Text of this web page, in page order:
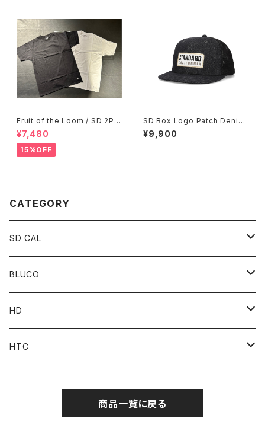
Fruit of the Loom / SD 2Pa
ck T/Awesome ２カラーオリ
ジナルパック
¥7,480
15%OFF
SD Box Logo Patch Denim
Mesh Cap
¥9,900
CATEGORY
SD CAL
Top
Pant
Accessories
BLUCO
Tops
Pant
MOONEYES x DOGTOWN x BLUCO
HD
Parts
HTC
商品一覧に戻る